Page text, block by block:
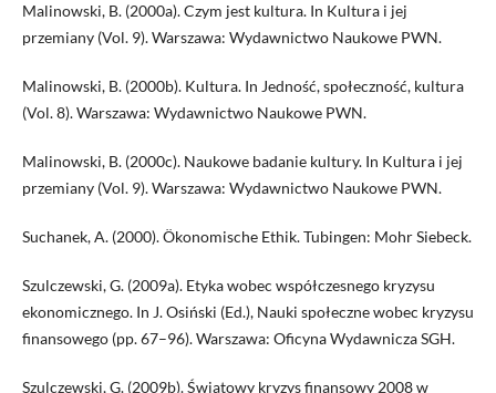
Malinowski, B. (2000a). Czym jest kultura. In Kultura i jej
przemiany (Vol. 9). Warszawa: Wydawnictwo Naukowe PWN.
Malinowski, B. (2000b). Kultura. In Jedność, społeczność, kultura
(Vol. 8). Warszawa: Wydawnictwo Naukowe PWN.
Malinowski, B. (2000c). Naukowe badanie kultury. In Kultura i jej
przemiany (Vol. 9). Warszawa: Wydawnictwo Naukowe PWN.
Suchanek, A. (2000). Ökonomische Ethik. Tubingen: Mohr Siebeck.
Szulczewski, G. (2009a). Etyka wobec współczesnego kryzysu
ekonomicznego. In J. Osiński (Ed.), Nauki społeczne wobec kryzysu
finansowego (pp. 67–96). Warszawa: Oficyna Wydawnicza SGH.
Szulczewski, G. (2009b). Światowy kryzys finansowy 2008 w